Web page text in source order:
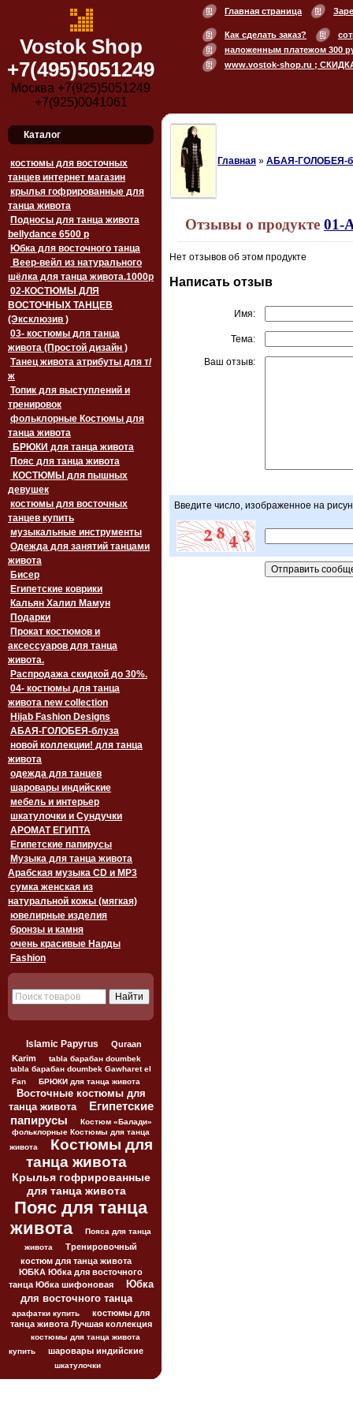
Vostok Shop
+7(495)5051249
Москва +7(925)5051249
+7(925)0041061
Главная страница
Как сделать заказ?
наложенным платежом 300
www.vostok-shop.ru ;
Каталог
костюмы для восточных
танцев интернет магазин
крылья гофрированные для
танца живота
Подносы для танца живота
bellydance 6500 p
Юбка для восточного танца
Веер-вейл из натурального
шёлка для танца живота.1000p
02-КОСТЮМЫ ДЛЯ
ВОСТОЧНЫХ ТАНЦЕВ
(Эксклюзив )
03- костюмы для танца
живота (Простой дизайн )
Танец живота атрибуты для т/
ж
Топик для выступлений и
тренировок
фольклорные Костюмы для
танца живота
БРЮКИ для танца живота
Пояс для танца живота
девушек
костюмы для восточных
танцев купить
музыкальные инструменты
Одежда для занятий танцами
живота
Бисер
Египетские коврики
Кальян Халил Мамун
Подарки
Прокат костюмов и
аксессуаров для танца
живота.
Распродажа скидкой до 30%.
04- костюмы для танца
живота new collection
Hijab Fashion Designs
АБАЯ-ГОЛОБЕЯ-блуза
новой коллекции! для танца
живота
одежда для танцев
шаровары индийские
мебель и интерьер
шкатулочки и Сундучки
АРОМАТ ЕГИПТА
Египетские папирусы
Музыка для танца живота
Арабская музыка CD и MP3
сумка женская из
натуральной кожы (мягкая)
ювелирные изделия
бронзы и камня
очень красивые Нарды
Fashion
Islamic Papyrus
Quraan
Karim
tabla барабан doumbek
tabla барабан doumbek Gawharet el
Fan
БРЮКИ для танца живота
Восточные костюмы для
танца живота
Египетские
папирусы
Костюм «Балади»
фольклорные Костюмы для танца
живота
Костюмы для
танца живота
Крылья гофрированные
для танца живота
Пояс для танца
живота
Пояса для танца
живота
Тренировочный
костюм для танца живота
ЮБКА Юбка для восточного
танца Юбка шифоновая
Юбка
для восточного танца
арафатки купить
костюмы для
танца живота Лучшая коллекция
костюмы для танца живота
купить
шаровары индийские
шкатулочки
Главная » АБАЯ-ГОЛОБЕЯ-
Отзывы о продукте 01-
Нет отзывов об этом продукте
Написать отзыв
Имя:
Тема:
Ваш отзыв:
Введите число, изображенное на